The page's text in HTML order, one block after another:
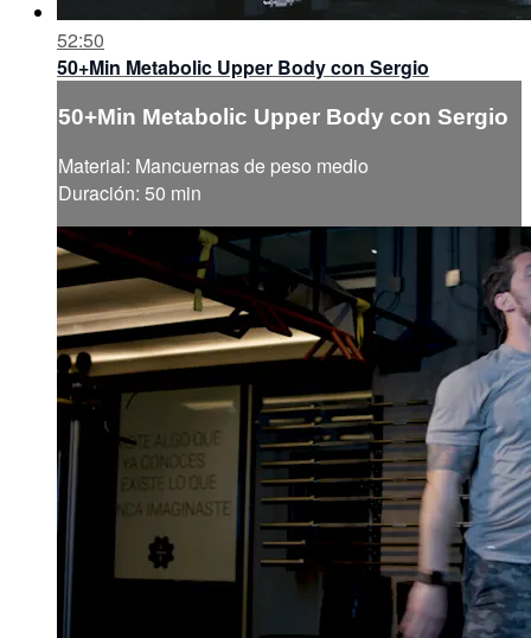
52:50
50+Min Metabolic Upper Body con Sergio
50+Min Metabolic Upper Body con Sergio
Material: Mancuernas de peso medio
Duración: 50 min